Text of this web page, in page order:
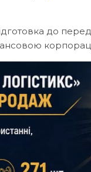
до